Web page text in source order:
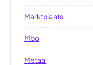
Marktplaats
Mbo
Metaal